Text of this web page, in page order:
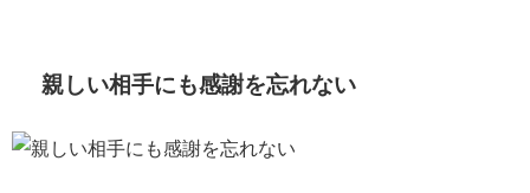
親しい相手にも感謝を忘れない